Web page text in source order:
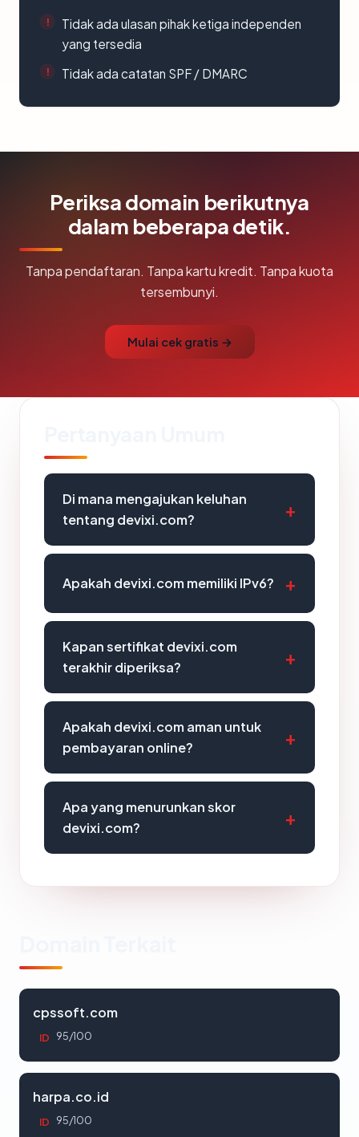
Tidak ada ulasan pihak ketiga independen
yang tersedia
Tidak ada catatan SPF / DMARC
Periksa domain berikutnya
dalam beberapa detik.
Tanpa pendaftaran. Tanpa kartu kredit. Tanpa kuota
tersembunyi.
Mulai cek gratis →
Di mana mengajukan keluhan
tentang devixi.com?
Apakah devixi.com memiliki IPv6?
Kapan sertifikat devixi.com
terakhir diperiksa?
Apakah devixi.com aman untuk
pembayaran online?
Apa yang menurunkan skor
devixi.com?
cpssoft.com
ID 95/100
harpa.co.id
ID 95/100